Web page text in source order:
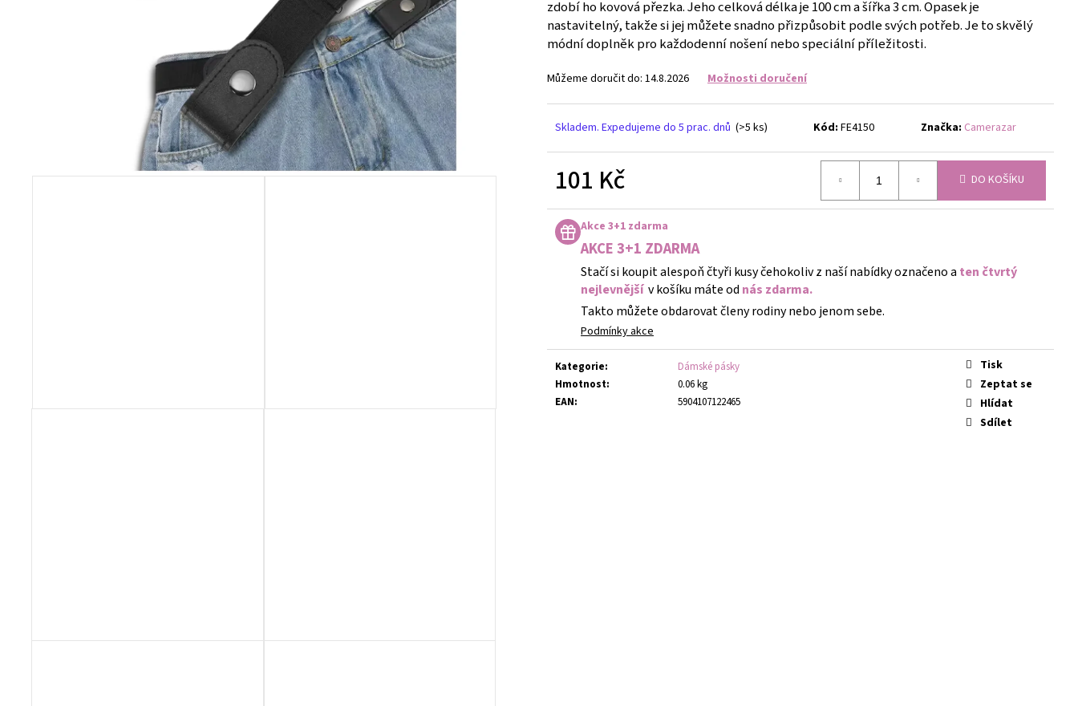
zdobí ho kovová přezka. Jeho celková délka je 100 cm a šířka 3 cm. Opasek je
nastavitelný, takže si jej můžete snadno přizpůsobit podle svých potřeb. Je to skvělý
módní doplněk pro každodenní nošení nebo speciální příležitosti.
Můžeme doručit do: 14.8.2026 Možnosti doručení
Skladem. Expedujeme do 5 prac. dnů (>5 ks) Kód: FE4150 Značka: Camerazar
101 Kč
cena:
DO KOŠÍKU
Akce 3+1 zdarma
AKCE 3+1 ZDARMA
Stačí si koupit alespoň čtyři kusy čehokoliv z naší nabídky označeno a ten čtvrtý
nejlevnější v košíku máte od nás zdarma.
Takto můžete obdarovat členy rodiny nebo jenom sebe.
Podmínky akce
Kategorie:
Dámské pásky
Hmotnost:
0.06 kg
EAN: 5904107122465
Tisk
Zeptat se
Hlídat
Sdílet
249 Kč
299 Kč